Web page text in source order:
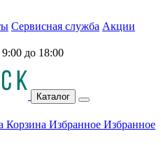
Сервисная служба Акции
9:00 до 18:00
Каталог
Корзина Избранное Избранное